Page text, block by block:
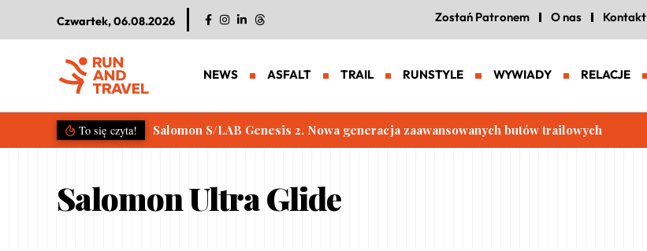
Czwartek, 06.08.2026 Zostań Patronem O nas Kontakt
NEWS ASFALT TRAIL RUNSTYLE WYWIADY RELACJE
To się czyta! Salomon S/LAB Genesis 2. Nowa generacja zaawansowanych butów trailowych
Salomon Ultra Glide